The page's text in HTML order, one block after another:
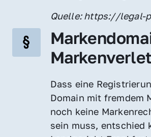
Quelle: https://legal-
Dass eine
Domain mit fremdem
noch keine
sein muss, entschied